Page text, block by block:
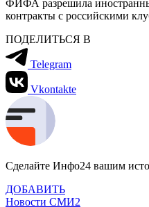
ФИФА разрешила
контракты с российскими
ПОДЕЛИТЬСЯ В
Telegram
Vkontakte
Сделайте Инфо24 вашим
ДОБАВИТЬ
Новости СМИ2